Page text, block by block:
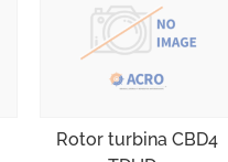
Rotor turbina CBD4